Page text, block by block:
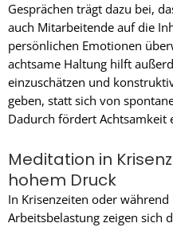
Gesprächen trägt dazu bei,
auch Mitarbeitende auf die
persönlichen Emotionen
achtsame Haltung hilft
einzuschätzen und
geben, statt sich von
Dadurch fördert Achtsamkeit
Meditation in
hohem Druck
In Krisenzeiten oder
Arbeitsbelastung zeigen sich